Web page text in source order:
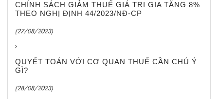
CHÍNH SÁCH GIẢM THUẾ GIÁ TRỊ GIA TĂNG 8%
THEO NGHỊ ĐỊNH 44/2023/NĐ-CP
(27/08/2023)
QUYẾT TOÁN VỚI CƠ QUAN THUẾ CẦN CHÚ Ý
GÌ?
(28/08/2023)